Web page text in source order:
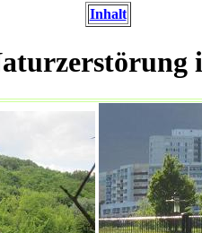
Inhalt